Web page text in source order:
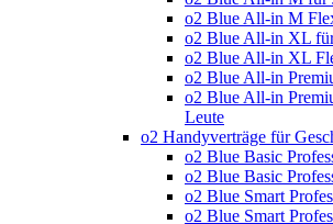
o2 Blue All-in M
o2 Blue All-in XL
o2 Blue All-in XL
o2 Blue All-in
o2 Blue All-in
Leute
o2 Handyverträge für
o2 Blue Basic
o2 Blue Basic
o2 Blue Smart
o2 Blue Smart